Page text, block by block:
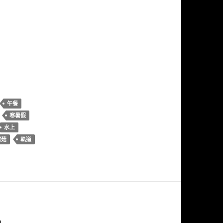
午餐
寒暑假
水上
菇
軌道